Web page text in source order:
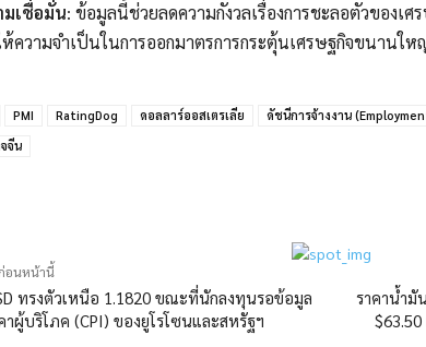
มเชื่อมั่น: ข้อมูลนี้ช่วยลดความกังวลเรื่องการชะลอตัวของเ
ความจำเป็นในการออกมาตรการกระตุ้นเศรษฐกิจขนานใ
PMI RatingDog ดอลลาร์ออสเตรเลีย ดัชนีการจ้างงาน
จีน
อนหน้านี้
ทรงตัวเหนือ 1.1820 ขณะที่นักลงทุนรอข้อมูล
ผู้บริโภค (CPI) ของยูโรโซนและสหรัฐฯ
ราคาน้ำมั